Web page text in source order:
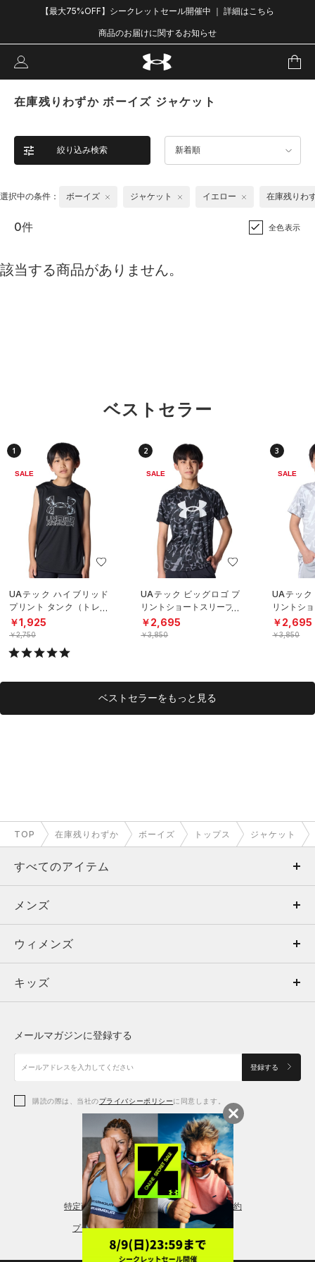
【最大75%OFF】シークレットセール開催中 ｜ 詳細はこちら
商品のお届けに関するお知らせ
在庫残りわずか ボーイズ ジャケット
絞り込み検索 新着順
選択中の条件： ボーイズ ジャケット イエロー 在庫残りわ
0件 全色表示
該当する商品がありません。
ベストセラー
1
SALE
UAテック ハイブリッド
プリント タンク（トレー
ニング/BOYS）
￥1,925
￥2,750
2
SALE
UAテック ビッグロゴ プ
リントショートスリーブT
シャツ（トレーニング/B
OYS）
￥2,695
￥3,850
3
SALE
UAテック
リントシ
シャツ（
OYS）
￥2,695
￥3,850
ベストセラーをもっと見る
TOP 在庫残りわずか ボーイズ トップス ジャケット
すべてのアイテム
メンズ
ウィメンズ
キッズ
アクセサリー
メンズ
トップス
ボトムス
アクセサリー
ウィメンズ
トップス
シューズ
アクセサリー
レギンス＆タイツ
キッズ
シューズ
メールマガジンに登録する
登録する
購読の際は、当社のプライバシーポリシーに同意します。
特定商取引法に基づく通販の表記 会員規約
プライバシーポリシー